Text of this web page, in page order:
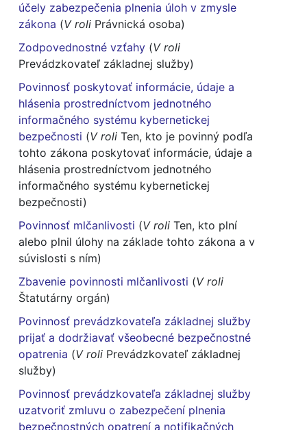
účely zabezpečenia plnenia úloh v zmysle
zákona (V roli Právnická osoba)
Zodpovednostné vzťahy (V roli
Prevádzkovateľ základnej služby)
Povinnosť poskytovať informácie, údaje a
hlásenia prostredníctvom jednotného
informačného systému kybernetickej
bezpečnosti (V roli Ten, kto je povinný podľa
tohto zákona poskytovať informácie, údaje a
hlásenia prostredníctvom jednotného
informačného systému kybernetickej
bezpečnosti)
Povinnosť mlčanlivosti (V roli Ten, kto plní
alebo plnil úlohy na základe tohto zákona a v
súvislosti s ním)
Zbavenie povinnosti mlčanlivosti (V roli
Štatutárny orgán)
Povinnosť prevádzkovateľa základnej služby
prijať a dodržiavať všeobecné bezpečnostné
opatrenia (V roli Prevádzkovateľ základnej
služby)
Povinnosť prevádzkovateľa základnej služby
uzatvoriť zmluvu o zabezpečení plnenia
bezpečnostných opatrení a notifikačných